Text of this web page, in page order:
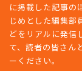
に掲載した記事の
じめとした編集部
どをリアルに発信
て、読者の皆さん
ーください。